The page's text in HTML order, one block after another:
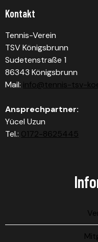
Kontakt
Tennis-Verein
TSV Königsbrunn
Sudetenstraße 1
86343 Königsbrunn
Mail: info@tennis-tsv-
Ansprechpartner:
Yücel Uzun
Tel.: 0172-8625445